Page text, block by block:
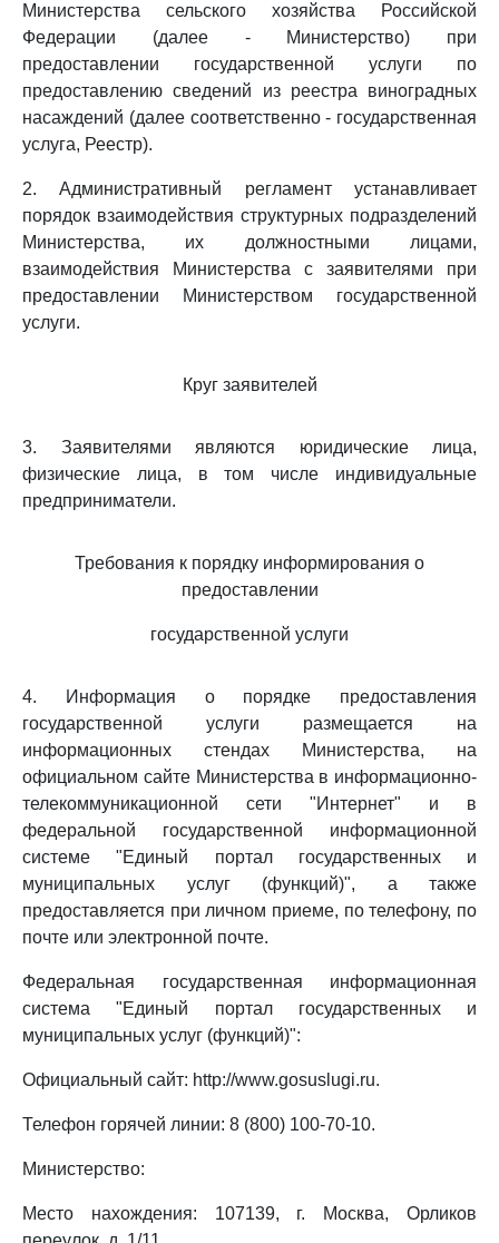
Министерства сельского хозяйства Российской
Федерации (далее - Министерство) при
предоставлении государственной услуги по
предоставлению сведений из реестра виноградных
насаждений (далее соответственно - государственная
услуга, Реестр).
2. Административный регламент устанавливает
порядок взаимодействия структурных подразделений
Министерства, их должностными лицами,
взаимодействия Министерства с заявителями при
предоставлении Министерством государственной
услуги.
Круг заявителей
3. Заявителями являются юридические лица,
физические лица, в том числе индивидуальные
предприниматели.
Требования к порядку информирования о
предоставлении
государственной услуги
4. Информация о порядке предоставления
государственной услуги размещается на
информационных стендах Министерства, на
официальном сайте Министерства в информационно-
телекоммуникационной сети "Интернет" и в
федеральной государственной информационной
системе "Единый портал государственных и
муниципальных услуг (функций)", а также
предоставляется при личном приеме, по телефону, по
почте или электронной почте.
Федеральная государственная информационная
система "Единый портал государственных и
муниципальных услуг (функций)":
Официальный сайт: http://www.gosuslugi.ru.
Телефон горячей линии: 8 (800) 100-70-10.
Министерство:
Место нахождения: 107139, г. Москва, Орликов